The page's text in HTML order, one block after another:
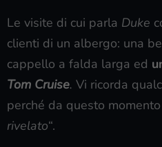
Le visite di cui parla Duke
clienti di un albergo: una
cappello a falda larga ed
Tom Cruise. Vi ricorda
perché da questo
rivelato“.